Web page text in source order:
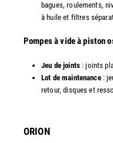
bagues, roulements,
à huile et filtres
​Pompes à vide à piston
Jeu de joints: joints
Lot de maintenance:
retour, disques et
ORION